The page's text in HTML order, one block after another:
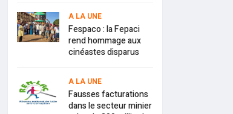
A LA UNE
Fespaco : la Fepaci
rend hommage aux
cinéastes disparus
A LA UNE
Fausses facturations
dans le secteur minier